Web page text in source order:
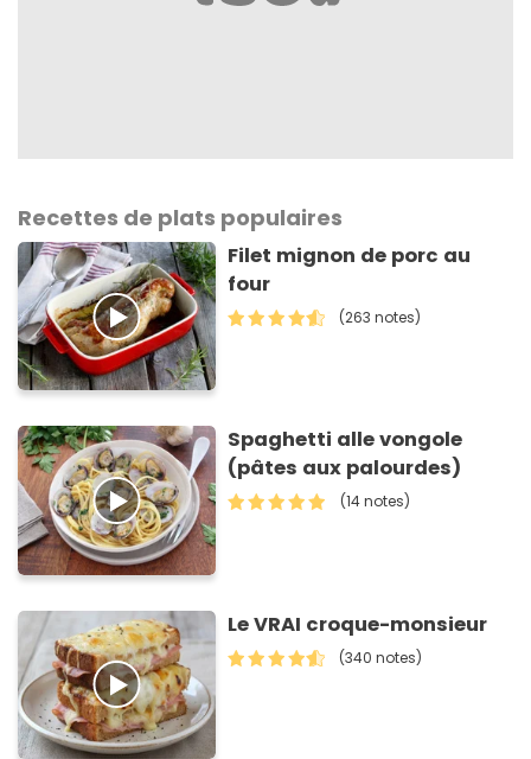
Recettes de plats populaires
Filet mignon de porc au
four
(263 notes)
Spaghetti alle vongole
(pâtes aux palourdes)
(14 notes)
Le VRAI croque-monsieur
(340 notes)